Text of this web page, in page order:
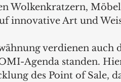
Wolkenkratzern,
innovative Art und
verdienen
Agenda standen.
des Point of Sale,